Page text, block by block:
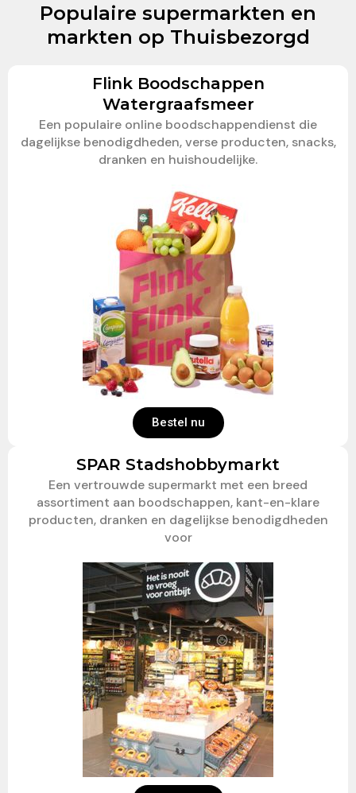
Populaire supermarkten en
markten op Thuisbezorgd
Flink Boodschappen
Watergraafsmeer
Een populaire online boodschappendienst die
dagelijkse benodigdheden, verse producten, snacks,
dranken en huishoudelijke.
Bestel nu
SPAR Stadshobbymarkt
Een vertrouwde supermarkt met een breed
assortiment aan boodschappen, kant-en-klare
producten, dranken en dagelijkse benodigdheden
voor